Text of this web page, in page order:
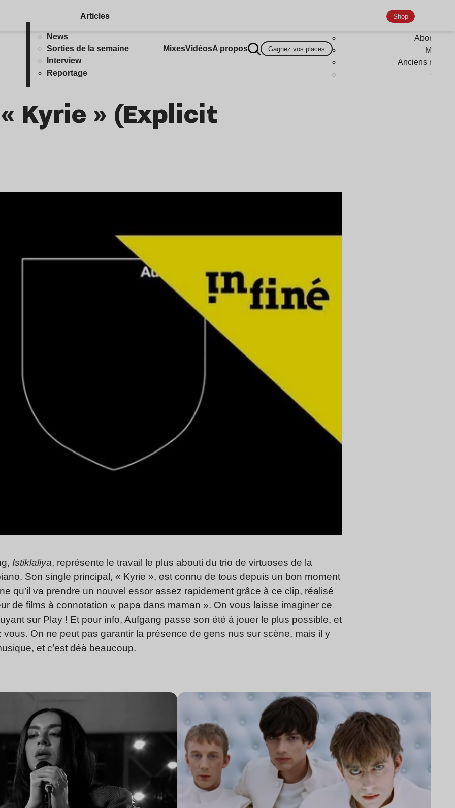
Articles
News
Sorties de la semaine
Interview
Reportage
MixesVidéosA propos Gagnez vos places
Shop
Anciens
Kyrie » (Explicit
Istiklaliya, représente le travail le plus abouti du trio de virtuoses de la
Son single principal, « Kyrie », est connu de tous depuis un bon moment
qu’il va prendre un nouvel essor assez rapidement grâce à ce clip, réalisé
de films à connotation « papa dans maman ». On vous laisse imaginer ce
sur Play ! Et pour info, Aufgang passe son été à jouer le plus possible, et
On ne peut pas garantir la présence de gens nus sur scène, mais il y
et c’est déà beaucoup.
Lire l’article